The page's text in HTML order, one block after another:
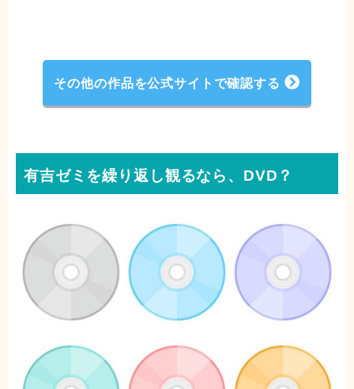
その他の作品を公式サイトで確認する
有吉ゼミを繰り返し観るなら、DVD？